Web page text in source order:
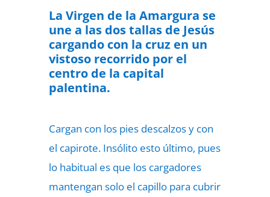
La Virgen de la Amargura se
une a las dos tallas de Jesús
cargando con la cruz en un
vistoso recorrido por el
centro de la capital
palentina.
Cargan con los pies descalzos y con
el capirote. Insólito esto último, pues
lo habitual es que los cargadores
mantengan solo el capillo para cubrir